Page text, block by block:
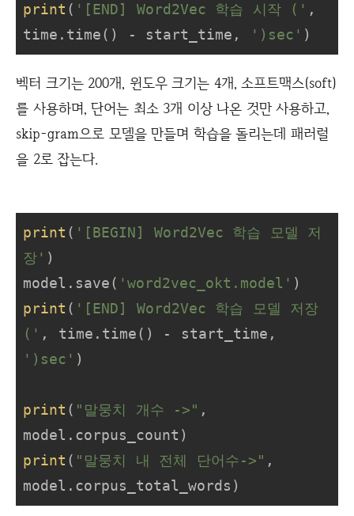
print ( '[END] Word2Vec 학습 시작 (' ,
time.time() - start_time,
')sec' )
벡터 크기는 200개, 윈도우 크기는 4개, 소프트맥스(soft)
를 사용하며, 단어는 최소 3개 이상 나온 것만 사용하고,
skip-gram으로 모델을 만들며 학습을 돌리는데 패러럴
을 2로 잡는다.
print ( '[BEGIN] Word2Vec 학습 모델 저
장' )
model.save( 'word2vec_okt.model'
print ( '[END] Word2Vec 학습 모델 저장
('
')sec' )
print ( "말뭉치 개수 ->" ,
print ( "말뭉치 내 전체 단어수->" ,
model.corpus_total_words)